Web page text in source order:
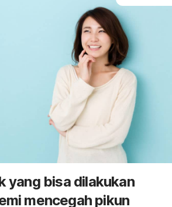
yang bisa dilakukan
mencegah pikun